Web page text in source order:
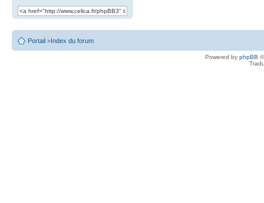
Portail »Index du forum
Powered by phpBB